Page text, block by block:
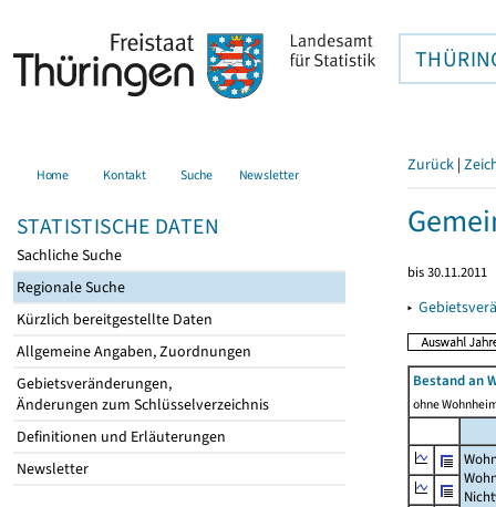
Home Kontakt Suche Newsletter
STATISTISCHE DATEN
Sachliche Suche
Regionale Suche
Kürzlich bereitgestellte Daten
Allgemeine Angaben, Zuordnungen
Gebietsveränderungen,
Änderungen zum Schlüsselverzeichnis
Definitionen und Erläuterungen
Newsletter
Zurück |
bis 30.11.2011
▸
Bestand an
ohne